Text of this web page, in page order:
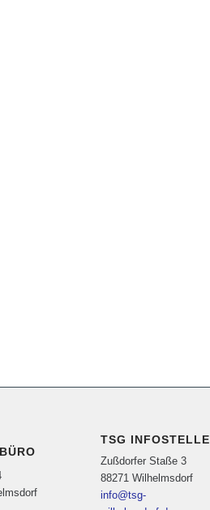
TSG INFOSTELLE
Zußdorfer Staße 3
88271 Wilhelmsdorf
info@tsg-